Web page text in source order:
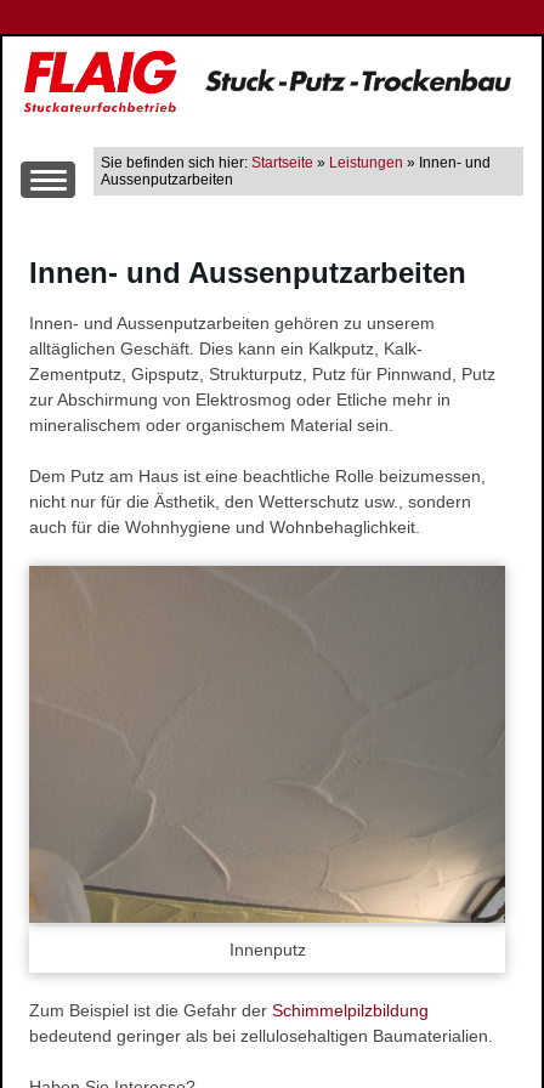
Sie befinden sich hier:Startseite » Leistungen » Innen- und
Aussenputzarbeiten
Leistungen
Innen- und Aussenputzarbeiten
Trockenbau
Wärme-, Schall- und Brandschutz
Farbgestaltung
Fließestrich
Raum- und Bautrocknung
Stuckgesims
Stuck-Rosetten
Referenzen
Altbausanierung
Hausnummern
Innen- und Aussenputzarbeiten
Innen- und Aussenputzarbeiten gehören zu unserem
alltäglichen Geschäft. Dies kann ein Kalkputz, Kalk-
Zementputz, Gipsputz, Strukturputz, Putz für Pinnwand, Putz
zur Abschirmung von Elektrosmog oder Etliche mehr in
mineralischem oder organischem Material sein.
Dem Putz am Haus ist eine beachtliche Rolle beizumessen,
nicht nur für die Ästhetik, den Wetterschutz usw., sondern
auch für die Wohnhygiene und Wohnbehaglichkeit.
Innenputz
Zum Beispiel ist die Gefahr der Schimmelpilzbildung
bedeutend geringer als bei zellulosehaltigen Baumaterialien.